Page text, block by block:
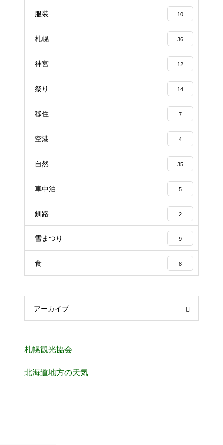
服装 10
札幌 36
神宮 12
祭り 14
移住 7
空港 4
自然 35
車中泊 5
釧路 2
雪まつり 9
食 8
アーカイブ
札幌観光協会
北海道地方の天気